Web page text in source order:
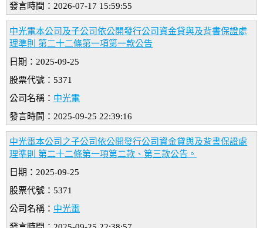
發言時間：2026-07-17 15:59:55
中光電本公司及子公司依公開發行公司資金貸與及背書保證處
理準則 第二十二條第一項第一款公告
日期：2025-09-25
股票代號：5371
公司名稱： 中光電
發言時間：2025-09-25 22:39:16
中光電本公司之子公司依公開發行公司資金貸與及背書保證處
理準則 第二十二條第一項第二款、第三款公告。
日期：2025-09-25
股票代號：5371
公司名稱： 中光電